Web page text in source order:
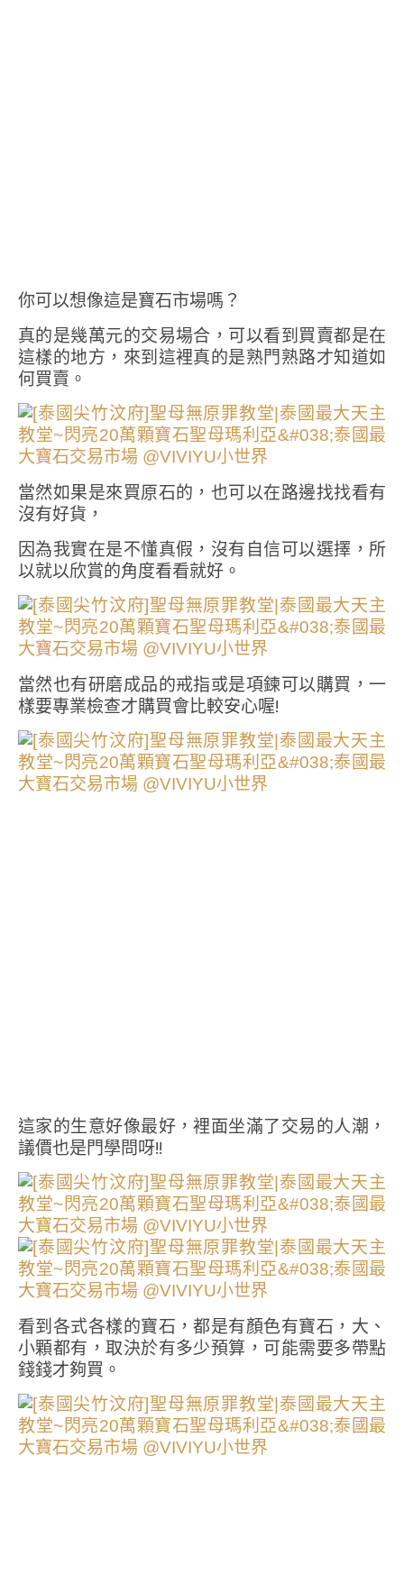
你可以想像這是寶石市場嗎？
真的是幾萬元的交易場合，可以看到買賣都是在
這樣的地方，來到這裡真的是熟門熟路才知道如
何買賣。
當然如果是來買原石的，也可以在路邊找找看有
沒有好貨，
因為我實在是不懂真假，沒有自信可以選擇，所
以就以欣賞的角度看看就好。
當然也有研磨成品的戒指或是項鍊可以購買，一
樣要專業檢查才購買會比較安心喔!
這家的生意好像最好，裡面坐滿了交易的人潮，
議價也是門學問呀!!
看到各式各樣的寶石，都是有顏色有寶石，大、
小顆都有，取決於有多少預算，可能需要多帶點
錢錢才夠買。